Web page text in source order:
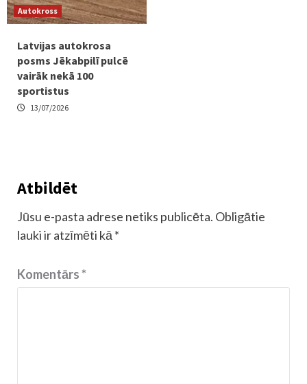
Autokross
Latvijas autokrosa
posms Jēkabpilī pulcē
vairāk nekā 100
sportistus
13/07/2026
Atbildēt
Jūsu e-pasta adrese netiks publicēta. Obligātie
lauki ir atzīmēti kā *
Komentārs*